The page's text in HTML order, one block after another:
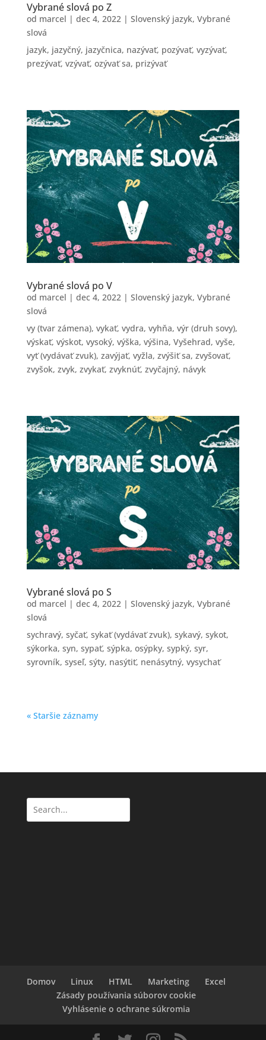
Vybrané slová po Z
od marcel | dec 4, 2022| Slovenský jazyk, Vybrané
slová
jazyk, jazyčný, jazyčnica, nazývať, pozývať, vyzývať,
prezývať, vzývať, ozývať sa, prizývať
Vybrané slová po V
od marcel | dec 4, 2022| Slovenský jazyk, Vybrané
slová
vy (tvar zámena), vykať, vydra, vyhňa, výr (druh sovy),
výskať, výskot, vysoký, výška, výšina, Vyšehrad, vyše,
vyť (vydávať zvuk), zavýjať, vyžla, zvýšiť sa, zvyšovať,
zvyšok, zvyk, zvykať, zvyknúť, zvyčajný, návyk
Vybrané slová po S
od marcel | dec 4, 2022 | Slovenský jazyk, Vybrané
slová
sychravý, syčať, sykať (vydávať zvuk), sykavý, sykot,
sýkorka, syn, sypať, sýpka, osýpky, sypký, syr,
syrovník, syseľ, sýty, nasýtiť, nenásytný, vysychať
« Staršie záznamy
Domov Linux HTML Marketing
Excel
Zásady používania súborov cookie
Vyhlásenie o ochrane súkromia